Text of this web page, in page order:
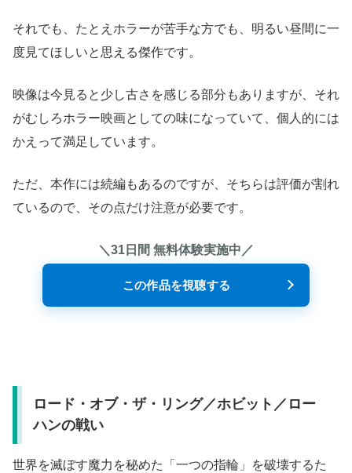
それでも、たとえホラーが苦手な方でも、明るい昼間に一
度見てほしいと思える傑作です。
映像は今見ると少し古さを感じる部分もありますが、それ
がむしろホラー映画としての味になっていて、個人的には
かえって満足しています。
ただ、本作には続編もあるのですが、そちらは評価が割れ
ているので、その点だけ注意が必要です。
＼31日間 無料体験実施中／
この作品を視聴する
ロード・オブ・ザ・リング／ホビット／ロー
ハンの戦い
世界を滅ぼす魔力を秘めた「一つの指輪」を破壊するた